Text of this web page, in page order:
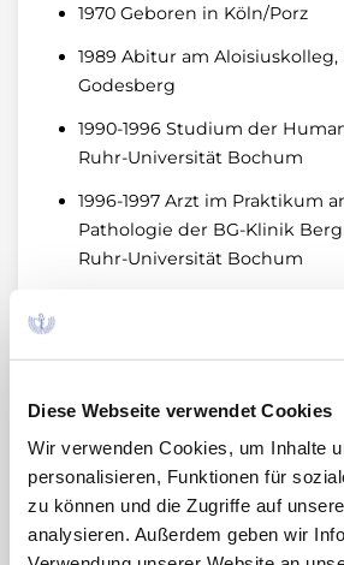
Diese Webseite verwendet Cookies
Wir verwenden Cookies, um Inhalte
personalisieren, Funktionen für
zu können und die Zugriffe auf
analysieren. Außerdem geben wir
1970 Geboren in Köln/Porz
1989 Abitur am
Godesberg
1990-1996 Studium der
Ruhr-Universität Bochum
1996-1997 Arzt im Praktikum
Pathologie der BG-Klinik
Ruhr-Universität Bochum
Klinik mit Schwerpunkt
allgemeine Innere Medizin
Bochum
2000-2007
Deutschen Institut für
Potsdam und in der
Endokrinologie, Diabetes und